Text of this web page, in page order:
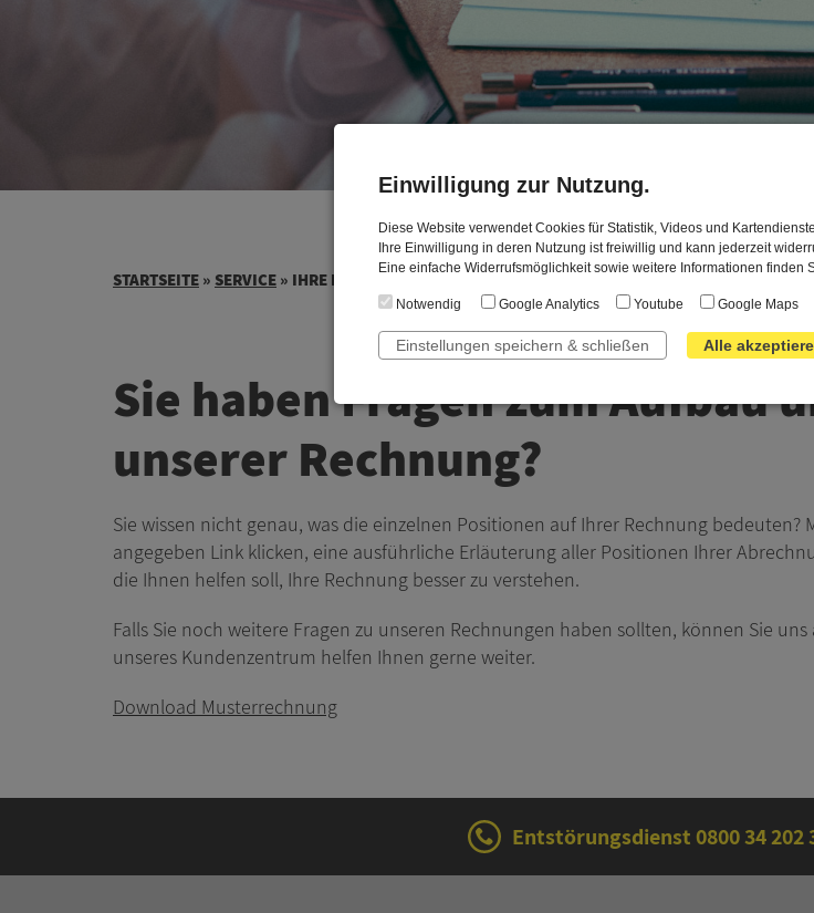
STARTSEITE » SERVICE » IHRE RECHNUNG
Sie haben Fragen zum Aufbau
unserer Rechnung?
Sie wissen nicht genau, was die einzelnen Positionen auf Ihrer Rechnung
angegeben Link klicken, eine ausführliche Erläuterung aller Positionen Ihrer
die Ihnen helfen soll, Ihre Rechnung besser zu verstehen.
Falls Sie noch weitere Fragen zu unseren Rechnungen haben sollten, können Sie
unseres Kundenzentrum helfen Ihnen gerne weiter.
Download Musterrechnung
Entstörungsdienst 0800 34 202
Einwilligung zur Nutzung.
Diese Website verwendet Cookies für Statistik, Videos und
Ihre Einwilligung in deren Nutzung ist freiwillig und kann jederzeit
Eine einfache Widerrufsmöglichkeit sowie weitere Informationen finden
Notwendig Google Analytics Youtube Google Maps
Einstellungen speichern & schließen Alle